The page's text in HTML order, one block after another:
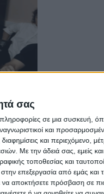
σας
σε μια συσκευή,
και
και περιεχόμενο,
Με την άδειά σας, εμείς και
τοποθεσίας και
επεξεργασία από εμάς και
να αποκτήσετε πρόσβαση σε
οι κ.
τις